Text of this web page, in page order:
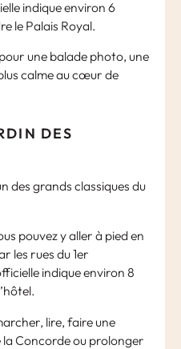
indique environ 6
le Palais Royal.
une balade photo, une
calme au cœur de
DES
des grands classiques du
pouvez y aller à pied en
les rues du 1er
indique environ 8
lire, faire une
la Concorde ou prolonger